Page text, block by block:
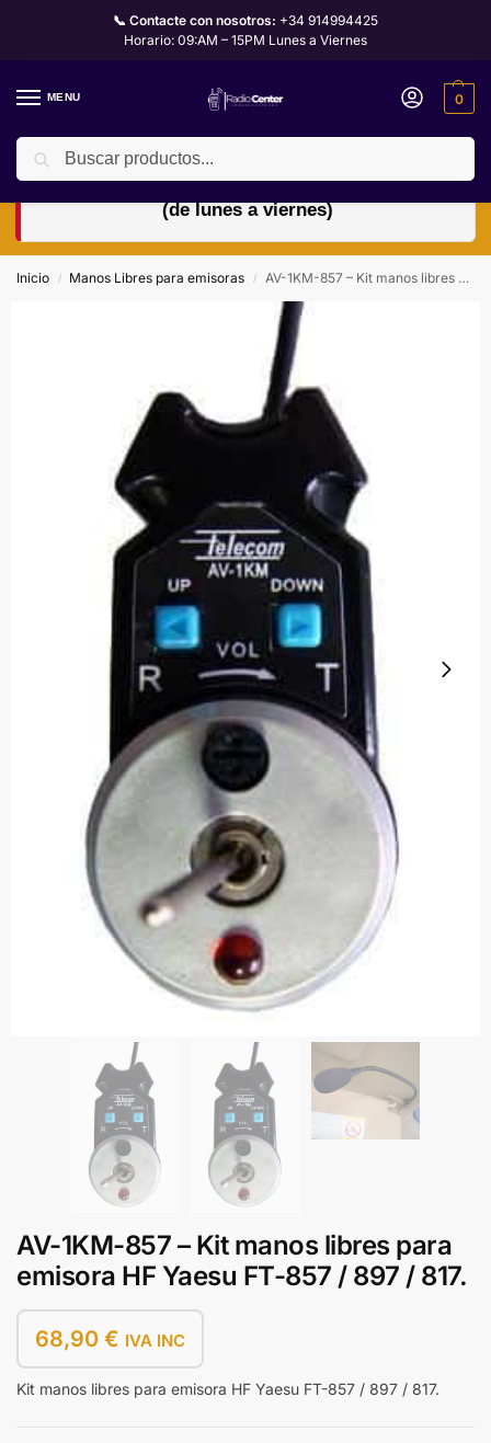
📞 Contacte con nosotros: +34 914994425
Horario: 09:AM – 15PM Lunes a Viernes
MENU 0
🏖️ Horario de verano: abierto de 9:00 a 15:00 h
(de lunes a viernes)
Inicio / Manos Libres para emisoras / AV-1KM-857 – Kit manos libres para emisora HF Yaesu FT-857 / 897 / 817.
AV-1KM-857 – Kit manos libres para
emisora HF Yaesu FT-857 / 897 / 817.
68,90 € IVA INC
Kit manos libres para emisora HF Yaesu FT-857 / 897 / 817.